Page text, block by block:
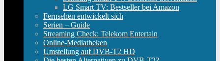
LG Smart TV: Bestseller bei Amazon
Fernsehen entwickelt sich
Serien – Guide
Streaming Check: Telekom Entertain
Online-Mediatheken
Umstellung auf DVB-T2 HD